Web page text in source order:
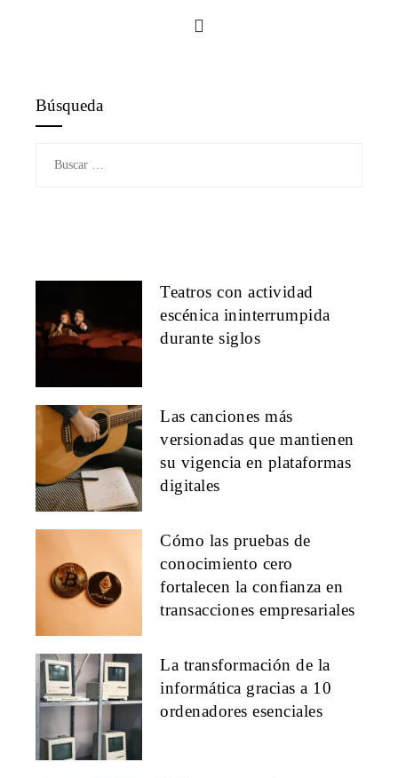
Búsqueda
Teatros con actividad
escénica ininterrumpida
durante siglos
Las canciones más
versionadas que mantienen
su vigencia en plataformas
digitales
Cómo las pruebas de
conocimiento cero
fortalecen la confianza en
transacciones empresariales
La transformación de la
informática gracias a 10
ordenadores esenciales